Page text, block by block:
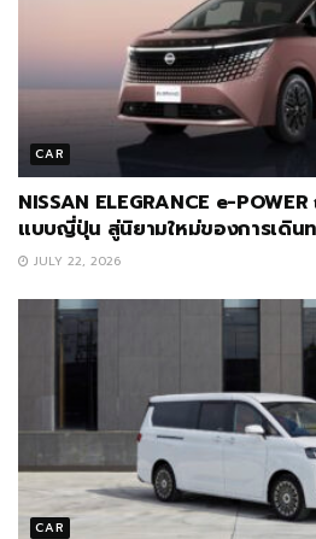
CAR
NISSAN ELEGRANCE e-
แบบญี่ปุ่น สู่นิยามใหม่ของการเดิน
JULY 22, 2026
CAR